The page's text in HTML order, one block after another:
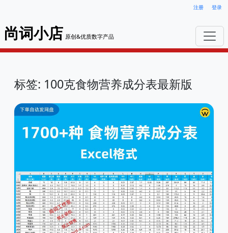
注册 登录
尚词小店 原创&优质数字产品
标签: 100克食物营养成分表最新版